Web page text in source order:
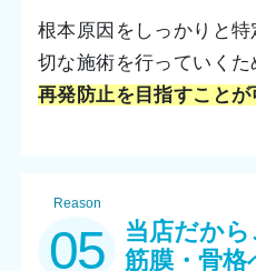
根本原因をしっかりと
切な施術を行っていくた
再発防止を目指すことが
Reason
05
当店だから
筋膜・骨格